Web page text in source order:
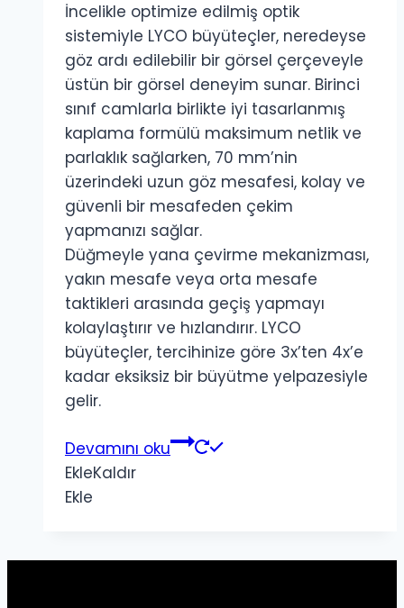
İncelikle optimize edilmiş optik
sistemiyle LYCO büyüteçler, neredeyse
göz ardı edilebilir bir görsel çerçeveyle
üstün bir görsel deneyim sunar. Birinci
sınıf camlarla birlikte iyi tasarlanmış
kaplama formülü maksimum netlik ve
parlaklık sağlarken, 70 mm’nin
üzerindeki uzun göz mesafesi, kolay ve
güvenli bir mesafeden çekim
yapmanızı sağlar.
Düğmeyle yana çevirme mekanizması,
yakın mesafe veya orta mesafe
taktikleri arasında geçiş yapmayı
kolaylaştırır ve hızlandırır. LYCO
büyüteçler, tercihinize göre 3x’ten 4x’e
kadar eksiksiz bir büyütme yelpazesiyle
gelir.
Devamını oku
EkleKaldır
Ekle